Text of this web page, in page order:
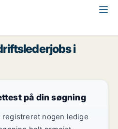
i
på din søgning
nogen ledige